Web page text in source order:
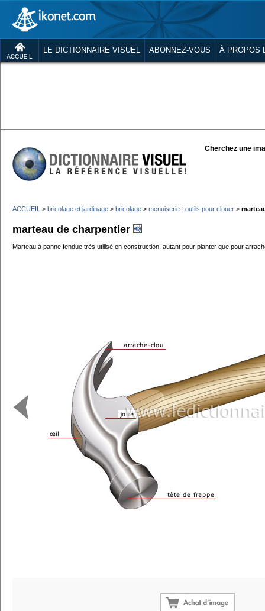
LE DICTIONNAIRE VISUEL ABONNEZ-VOUS À PROPOS
Cherchez une
ACCUEIL > bricolage et jardinage > bricolage > menuiserie : outils pour clouer >
marteau de charpentier
Marteau à panne fendue très utilisé en construction, autant pour planter que pour